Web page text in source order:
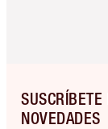
NOVEDADES